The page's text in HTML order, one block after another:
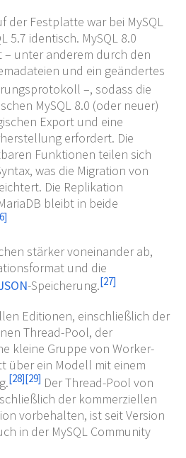
der Festplatte war bei MySQL
5.7 identisch. MySQL 8.0
– unter anderem durch den
und ein geändertes
–, sodass die
MySQL 8.0 (oder neuer)
Export und eine
erfordert. Die
Funktionen teilen sich
was die Migration von
Die Replikation
bleibt in beide
]
stärker voneinander ab,
und die
-Speicherung.[27]
Editionen, einschließlich der
Thread-Pool, der
kleine Gruppe von Worker-
über ein Modell mit einem
[28][29] Der Thread-Pool von
der kommerziellen
vorbehalten, ist seit Version
in der MySQL Community